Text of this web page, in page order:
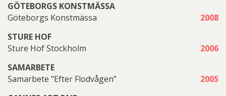
GÖTEBORGS KONSTMÄSSA
Göteborgs Konstmässa
2008
STURE HOF
Sture Hof Stockholm
2006
SAMARBETE
Samarbete "Efter Flodvågen”
2005